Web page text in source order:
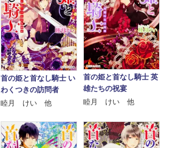
首の姫と首なし騎士 い
わくつきの訪問者
睦月 けい 他
首の姫と首なし騎士 英
雄たちの祝宴
睦月 けい 他